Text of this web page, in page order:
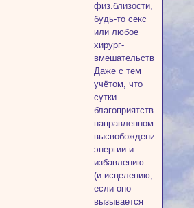
физ.близости,
будь-то секс
или любое
хирург-
вмешательство.
Даже с тем
учётом, что
сутки
благоприятствуют
направленному
высвобождению
энергии и
избавлению
(и исцелению,
если оно
вызывается